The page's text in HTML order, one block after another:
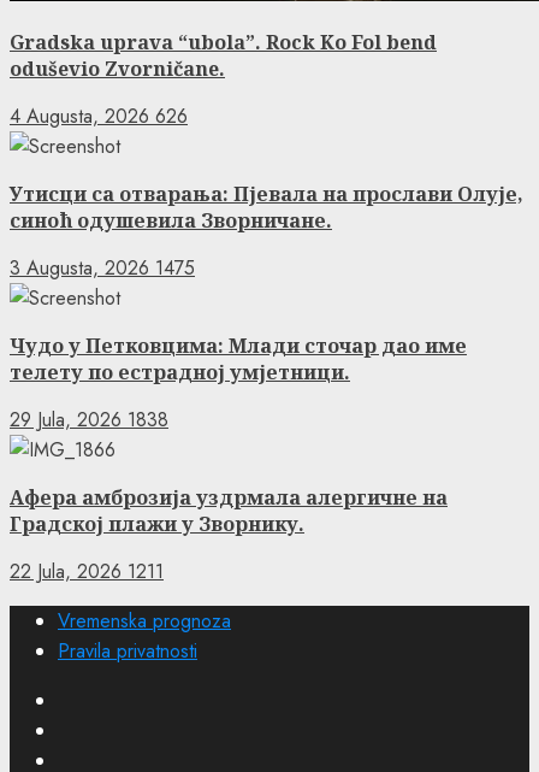
Gradska uprava “ubola”. Rock Ko Fol bend
oduševio Zvorničane.
4 Augusta, 2026 626
Утисци са отварања: Пјевала на прослави Олује,
синоћ одушевила Зворничане.
3 Augusta, 2026 1475
Чудо у Петковцима: Млади сточар дао име
телету по естрадној умјетници.
29 Jula, 2026 1838
Афера амброзија уздрмала алергичне на
Градској плажи у Зворнику.
22 Jula, 2026 1211
Vremenska prognoza
Pravila privatnosti